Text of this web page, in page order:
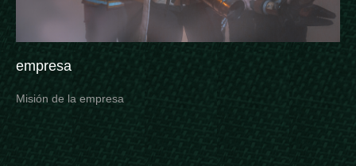
empresa
Misión de la empresa